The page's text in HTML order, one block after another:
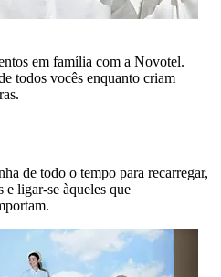
em família com a Novotel.
todos vocês enquanto criam
de todo o tempo para recarregar,
e ligar-se àqueles que